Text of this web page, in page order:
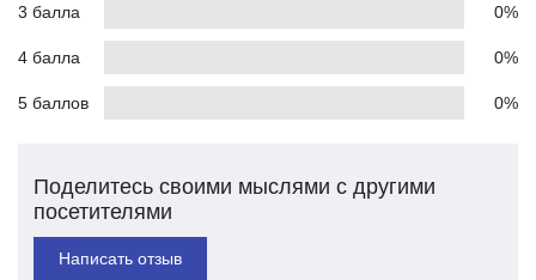
3 балла 0%
4 балла 0%
5 баллов 0%
Поделитесь своими мыслями с другими
посетителями
Написать отзыв